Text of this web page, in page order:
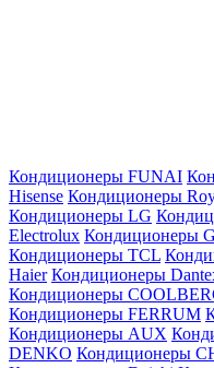
Кондиционеры FUNAI
Hisense Кондиционеры
Кондиционеры LG
Electrolux Кондиционеры
Кондиционеры TCL
Haier Кондиционеры
Кондиционеры
Кондиционеры FERRUM
Кондиционеры AUX
DENKO Кондиционеры